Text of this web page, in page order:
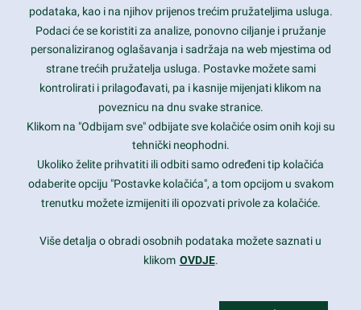
Contact Info
1600 Amphitheatre Parkway, Mountain View, CA 94043
prothemes.net@gmail.com
Daily: 9:00 am - 6:00 pm
Sunday: Closed
Copyright 2017FRESHFACE© All Rights Reserved
podataka, kao i na njihov prijenos trećim pružateljima usluga.
Podaci će se koristiti za analize, ponovno ciljanje i pružanje
personaliziranog oglašavanja i sadržaja na web mjestima od
strane trećih pružatelja usluga. Postavke možete sami
kontrolirati i prilagođavati, pa i kasnije mijenjati klikom na
poveznicu na dnu svake stranice.
Klikom na "Odbijam sve" odbijate sve kolačiće osim onih koji su
tehnički neophodni.
Ukoliko želite prihvatiti ili odbiti samo određeni tip kolačića
odaberite opciju "Postavke kolačića", a tom opcijom u svakom
trenutku možete izmijeniti ili opozvati privole za kolačiće.
Više detalja o obradi osobnih podataka možete saznati u
klikom OVDJE.